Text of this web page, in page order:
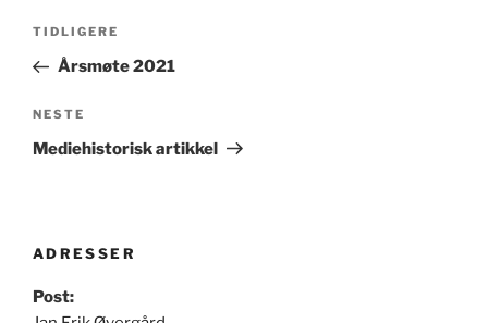
Innleggsnavigasjon
Forrige
innlegg
TIDLIGERE
Årsmøte 2021
Neste
innlegg
NESTE
Mediehistorisk artikkel
ADRESSER
Post: